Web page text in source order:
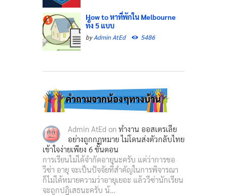
How to หาที่พักใน Melbourne
ทั้ง 5 แบบ
byAdmin AtEd 5486
คำถามจากน้องๆทางบ้าน
Admin AtEd on ทำงาน ออสเตรเลีย
อย่างถูกกฏหมาย ไม่โดนส่งตัวกลับไทย
เข้าใจง่ายเพียง 6 ขั้นตอน
การเรียนไม่ได้จำกัดอายุนะครับ แต่ว่าการขอ
วีซ่า อายุ จะเป็นปัจจัยที่สำคัญในการพิจารณา
ก็ไม่ได้หมายความว่าอายุเยอะ แล้ววีซ่านักเรียน
จะถูกปฎิเสธนะครับ น้…